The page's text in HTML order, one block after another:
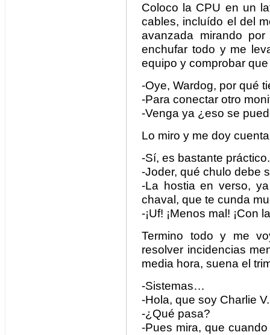
Coloco la CPU en un
cables, incluído el del
avanzada mirando
enchufar todo y me
equipo y comprobar
-Oye, Wardog, por qué
-Para conectar otro
-Venga ya ¿eso se
Lo miro y me doy
-Sí, es bastante práctico.
-Joder, qué chulo debe
-La hostia en verso,
chaval, que te cunda
-¡Uf! ¡Menos mal! ¡Con
Termino todo y me
resolver incidencias
media hora, suena el
-Sistemas…
-Hola, que soy Charlie V.
-¿Qué pasa?
-Pues mira, que